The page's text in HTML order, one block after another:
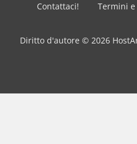
Contattaci! Termini
Diritto d'autore © 2026